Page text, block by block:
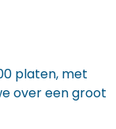
platen, met
over een groot